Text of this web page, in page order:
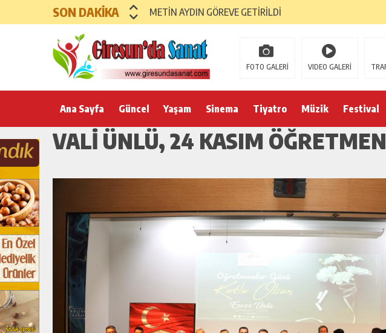
SON DAKİKA METİN AYDIN GÖREVE GETİRİLDİ
FOTO GALERİ VIDEO GALERİ
Ana Sayfa Güncel Yaşam Sinema Tiyatro Müzik Festival
VALI ÜNLÜ, 24 KASIM